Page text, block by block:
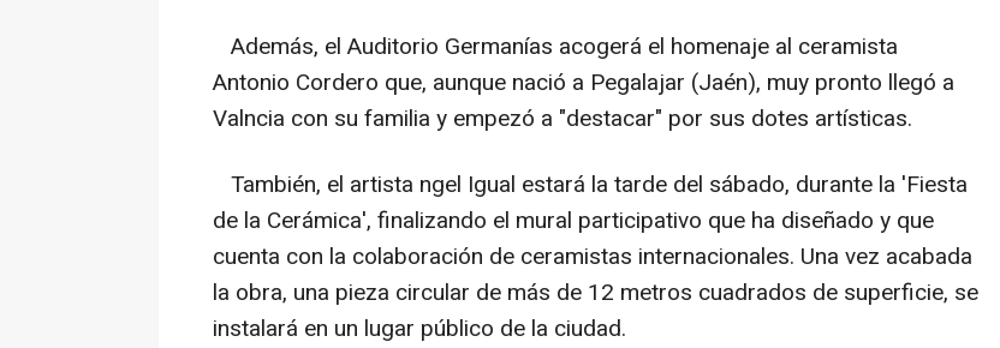
Además, el Auditorio Germanías acogerá el homenaje al ceramista
Antonio Cordero que, aunque nació a Pegalajar (Jaén), muy pronto llegó a
Valncia con su familia y empezó a "destacar" por sus dotes artísticas.
También, el artista ngel Igual estará la tarde del sábado, durante la 'Fiesta
de la Cerámica', finalizando el mural participativo que ha diseñado y que
cuenta con la colaboración de ceramistas internacionales. Una vez acabada
la obra, una pieza circular de más de 12 metros cuadrados de superficie, se
instalará en un lugar público de la ciudad.